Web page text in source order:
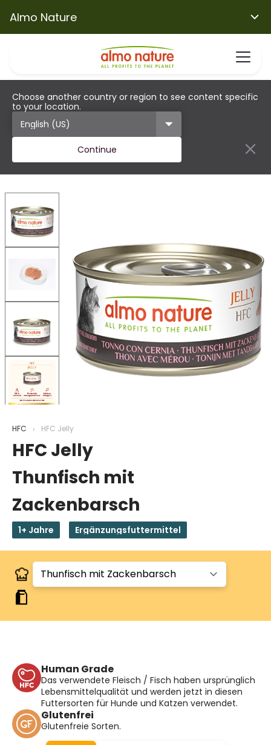
Almo Nature
Choose another country or region to see content specific
to your location.
Continue
HFC HFC Jelly
HFC Jelly
Thunfisch mit
Zackenbarsch
1+ Jahre Ergänzungsfuttermittel
Human Grade
Das verwendete Fleisch / Fisch haben ursprünglich
Lebensmittelqualität und werden jetzt in diesen
Futtersorten für Hunde und Katzen verwendet.
Glutenfrei
Glutenfreie Sorten.